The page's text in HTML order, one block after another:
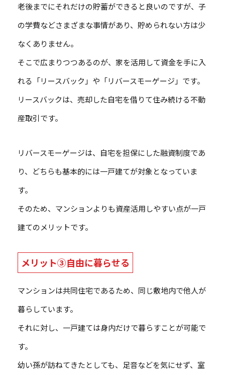
老後までにそれだけの貯蓄ができると良いのですが、子
の学費などさまざまな事情があり、貯められない方は少
なくありません。
そこで広まりつつあるのが、家を活用して資金を手に入
れる「リースバック」や「リバースモーゲージ」です。
リースバックは、売却した自宅を借りて住み続ける不動
産取引です。
リバースモーゲージは、自宅を担保にした融資制度であ
り、どちらも基本的には一戸建てが対象となっていま
す。
そのため、マンションよりも資産活用しやすい点が一戸
建てのメリットです。
メリット③自由に暮らせる
マンションは共同住宅であるため、同じ敷地内で他人が
暮らしています。
それに対し、一戸建ては身内だけで暮らすことが可能で
す。
幼い孫が訪ねてきたとしても、足音などを気にせず、室